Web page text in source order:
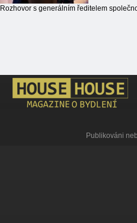
Rozhovor s generálním ředitelem
Publikováni